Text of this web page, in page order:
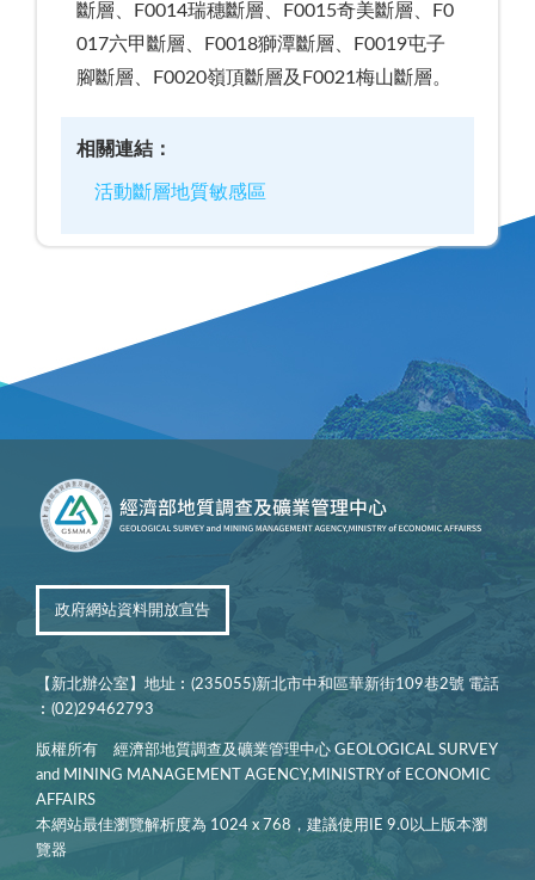
斷層、F0014瑞穗斷層、F0015奇美斷層、F0
017六甲斷層、F0018獅潭斷層、F0019屯子
腳斷層、F0020嶺頂斷層及F0021梅山斷層。
相關連結：
活動斷層地質敏感區
政府網站資料開放宣告
【新北辦公室】地址︰(235055)新北市中和區華新街109巷2號 電話
︰(02)29462793
版權所有 經濟部地質調查及礦業管理中心 GEOLOGICAL SURVEY
and MINING MANAGEMENT AGENCY,MINISTRY of ECONOMIC
AFFAIRS
本網站最佳瀏覽解析度為 1024 x 768，建議使用IE 9.0以上版本瀏
覽器